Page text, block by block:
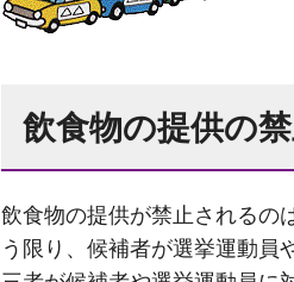
飲食物の提供の
飲食物の提供が禁止されるの
う限り、候補者が選挙運動員